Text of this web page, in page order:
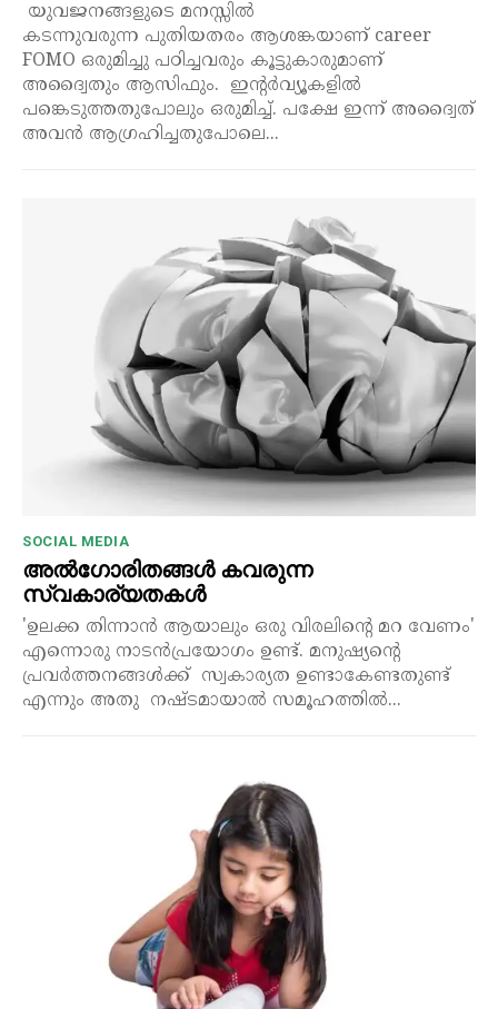
യുവജനങ്ങളുടെ മനസ്സിൽ
കടന്നുവരുന്ന പുതിയതരം ആശങ്കയാണ് career
FOMO ഒരുമിച്ചു പഠിച്ചവരും കൂട്ടുകാരുമാണ്
അദ്വൈതും ആസിഫും. ഇന്റർവ്യൂകളിൽ
പങ്കെടുത്തതുപോലും ഒരുമിച്ച്. പക്ഷേ ഇന്ന് അദ്വൈത്
അവൻ ആഗ്രഹിച്ചതുപോലെ...
SOCIAL MEDIA
അൽഗോരിതങ്ങൾ കവരുന്ന
സ്വകാര്യതകൾ
'ഉലക്ക തിന്നാൻ ആയാലും ഒരു വിരലിന്റെ മറ വേണം'
എന്നൊരു നാടൻപ്രയോഗം ഉണ്ട്. മനുഷ്യന്റെ
പ്രവർത്തനങ്ങൾക്ക് സ്വകാര്യത ഉണ്ടാകേണ്ടതുണ്ട്
എന്നും അതു നഷ്ടമായാൽ സമൂഹത്തിൽ...